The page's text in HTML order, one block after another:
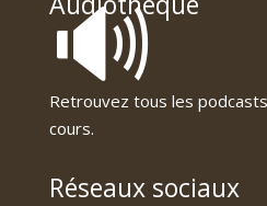
🔊
Retrouvez tous les
cours.
Réseaux sociaux